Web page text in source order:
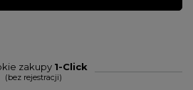
zakupy 1-Click
(bez rejestracji)